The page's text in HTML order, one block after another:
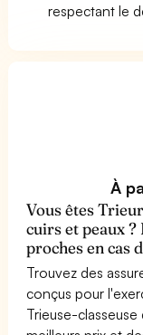
respectant le
À
Vous êtes
cuirs et peaux ?
proches en cas
Trouvez des
conçus pour
Trieuse-